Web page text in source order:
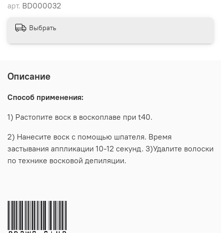
арт. BD000032
Выбрать
Описание
Способ применения:
1) Растопите воск в воскоплаве при t40.
2) Нанесите воск с помощью шпателя. Время
застывания аппликации 10-12 секунд. 3)Удалите волоски
по технике восковой депиляции.